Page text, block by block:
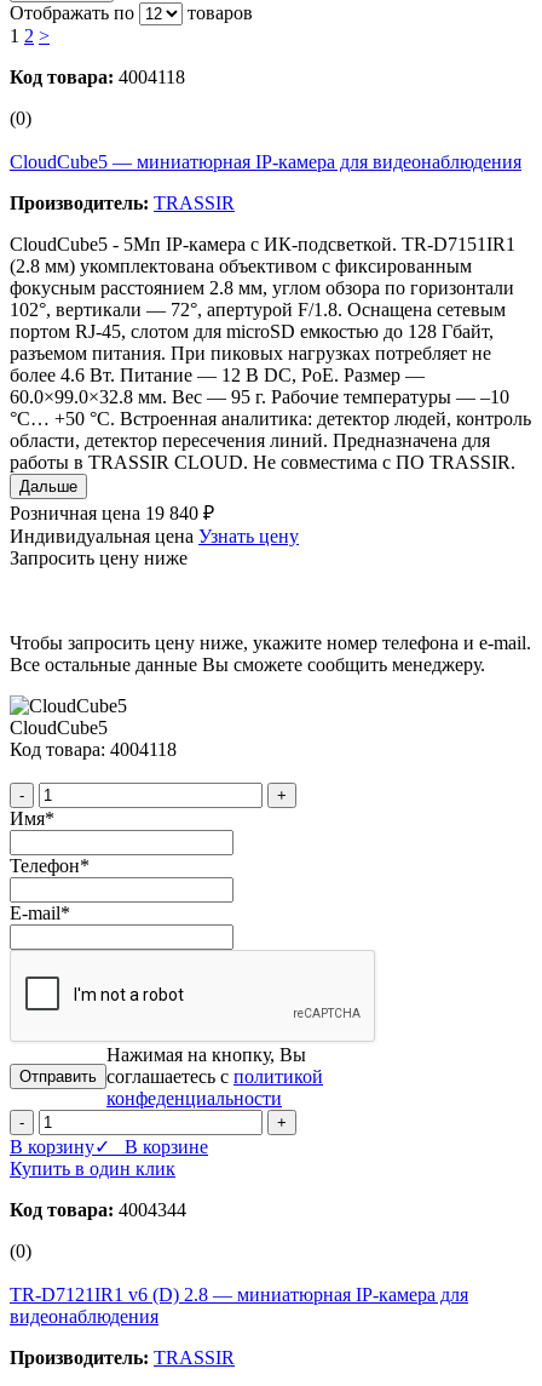
Отображать по
товаров
1 2 >
Код товара: 4004118
(0)
CloudCube5 — миниатюрная IP‑камера для видеонаблюдения
Производитель: TRASSIR
CloudCube5 - 5Мп IP-камера с ИК-подсветкой. TR-D7151IR1
(2.8 мм) укомплектована объективом с фиксированным
фокусным расстоянием 2.8 мм, углом обзора по горизонтали
102°, вертикали — 72°, апертурой F/1.8. Оснащена сетевым
портом RJ-45, слотом для microSD емкостью до 128 Гбайт,
разъемом питания. При пиковых нагрузках потребляет не
более 4.6 Вт. Питание — 12 В DC, PoE. Размер —
60.0×99.0×32.8 мм. Вес — 95 г. Рабочие температуры — –10
°C… +50 °C. Встроенная аналитика: детектор людей, контроль
области, детектор пересечения линий. Предназначена для
работы в TRASSIR CLOUD. Не совместима с ПО TRASSIR.
Дальше
Розничная цена 19 840 ₽
Индивидуальная цена Узнать цену
Запросить цену ниже
Чтобы запросить цену ниже, укажите номер телефона и e-mail.
Все остальные данные Вы сможете сообщить менеджеру.
CloudCube5
Код товара: 4004118
- +
Имя*
Телефон*
E-mail*
Нажимая на кнопку, Вы
соглашаетесь с политикой
конфеденциальности
- +
В корзину✓ В корзине
Купить в один клик
Код товара: 4004344
(0)
TR-D7121IR1 v6 (D) 2.8 — миниатюрная IP‑камера для
видеонаблюдения
Производитель: TRASSIR